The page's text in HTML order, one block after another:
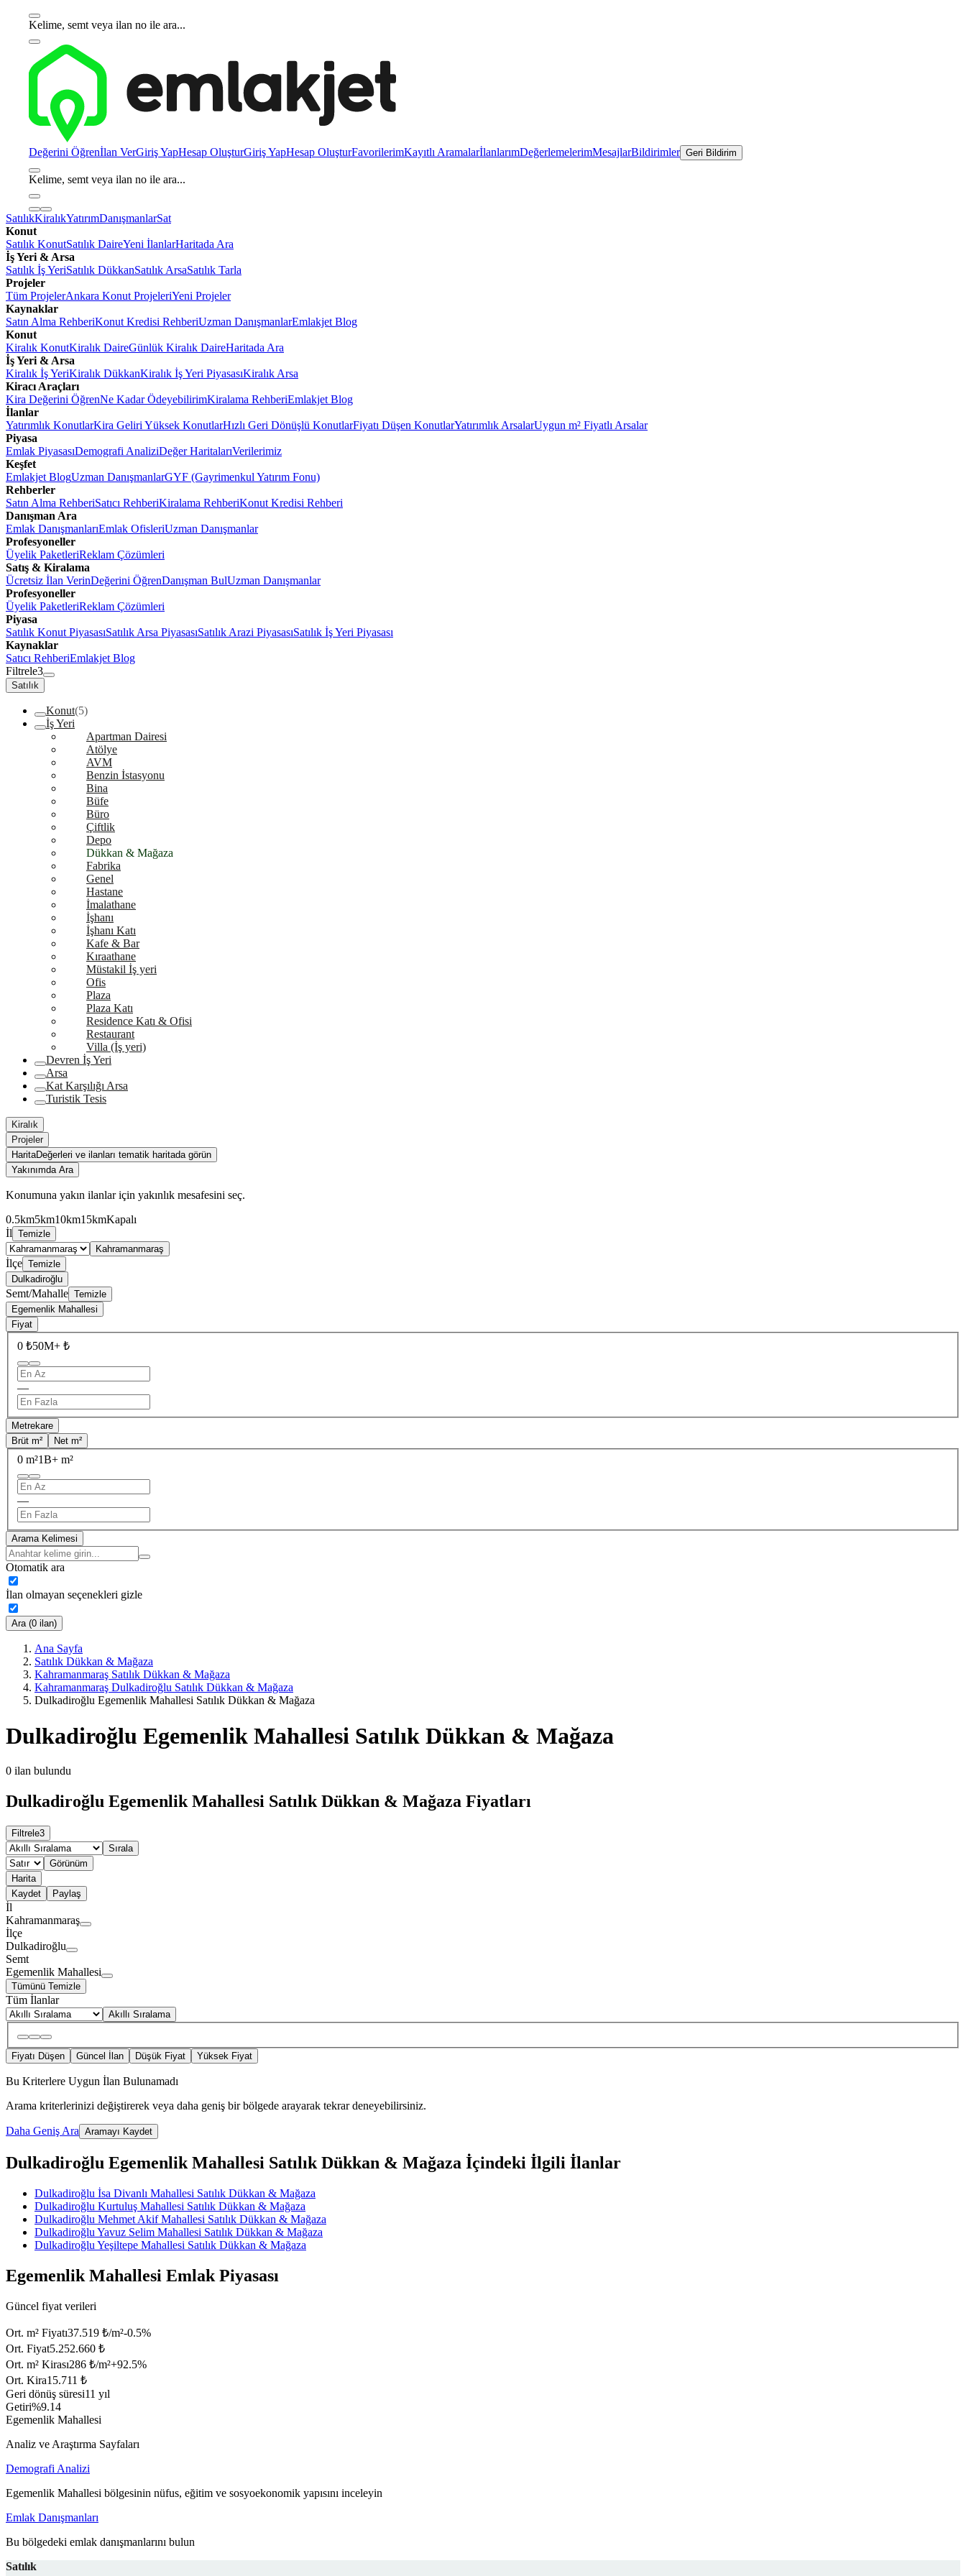
Kelime, semt veya ilan no ile ara...
Değerini Öğrenİlan VerGiriş YapHesap OluşturGiriş YapHesap OluşturFavorilerimKayıtlı AramalarİlanlarımDeğerlemelerimMesajlarBildirimler Geri Bildirim
Kelime, semt veya ilan no ile ara...
SatılıkKiralıkYatırımDanışmanlarSat
Konut
Satılık KonutSatılık DaireYeni İlanlarHaritada Ara
İş Yeri & Arsa
Satılık İş YeriSatılık DükkanSatılık ArsaSatılık Tarla
Projeler
Tüm ProjelerAnkara Konut ProjeleriYeni Projeler
Kaynaklar
Satın Alma RehberiKonut Kredisi RehberiUzman DanışmanlarEmlakjet Blog
Konut
Kiralık KonutKiralık DaireGünlük Kiralık DaireHaritada Ara
İş Yeri & Arsa
Kiralık İş YeriKiralık DükkanKiralık İş Yeri PiyasasıKiralık Arsa
Kiracı Araçları
Kira Değerini ÖğrenNe Kadar ÖdeyebilirimKiralama RehberiEmlakjet Blog
İlanlar
Yatırımlık KonutlarKira Geliri Yüksek KonutlarHızlı Geri Dönüşlü KonutlarFiyatı Düşen KonutlarYatırımlık ArsalarUygun m² Fiyatlı Arsalar
Piyasa
Emlak PiyasasıDemografi AnaliziDeğer HaritalarıVerilerimiz
Keşfet
Emlakjet BlogUzman DanışmanlarGYF (Gayrimenkul Yatırım Fonu)
Rehberler
Satın Alma RehberiSatıcı RehberiKiralama RehberiKonut Kredisi Rehberi
Danışman Ara
Emlak DanışmanlarıEmlak OfisleriUzman Danışmanlar
Profesyoneller
Üyelik PaketleriReklam Çözümleri
Satış & Kiralama
Ücretsiz İlan VerinDeğerini ÖğrenDanışman BulUzman Danışmanlar
Profesyoneller
Üyelik PaketleriReklam Çözümleri
Piyasa
Satılık Konut PiyasasıSatılık Arsa PiyasasıSatılık Arazi PiyasasıSatılık İş Yeri Piyasası
Kaynaklar
Satıcı RehberiEmlakjet Blog
Filtrele3
Satılık
Konut(5)
İş Yeri
Apartman Dairesi
Atölye
AVM
Benzin İstasyonu
Bina
Büfe
Büro
Çiftlik
Depo
Dükkan & Mağaza
Fabrika
Genel
Hastane
İmalathane
İşhanı
İşhanı Katı
Kafe & Bar
Kıraathane
Müstakil İş yeri
Ofis
Plaza
Plaza Katı
Residence Katı & Ofisi
Restaurant
Villa (İş yeri)
Devren İş Yeri
Arsa
Kat Karşılığı Arsa
Turistik Tesis
Kiralık
Projeler
HaritaDeğerleri ve ilanları tematik haritada görün
Yakınımda Ara
Konumuna yakın ilanlar için yakınlık mesafesini seç.
0.5km5km10km15kmKapalı
İl Temizle
Kahramanmaraş
İlçe Temizle
Dulkadiroğlu
Semt/Mahalle Temizle
Egemenlik Mahallesi
Fiyat
0 ₺50M+ ₺
—
Metrekare
Brüt m²
Net m²
0 m²1B+ m²
—
Arama Kelimesi
Otomatik ara
İlan olmayan seçenekleri gizle
Ara (0 ilan)
Ana Sayfa
Satılık Dükkan & Mağaza
Kahramanmaraş Satılık Dükkan & Mağaza
Kahramanmaraş Dulkadiroğlu Satılık Dükkan & Mağaza
Dulkadiroğlu Egemenlik Mahallesi Satılık Dükkan & Mağaza
Dulkadiroğlu Egemenlik Mahallesi Satılık Dükkan & Mağaza
0 ilan bulundu
Dulkadiroğlu Egemenlik Mahallesi Satılık Dükkan & Mağaza Fiyatları
Filtrele3
Sırala
Görünüm
Harita
Kaydet
Paylaş
İl
Kahramanmaraş
İlçe
Dulkadiroğlu
Semt
Egemenlik Mahallesi
Tümünü Temizle
Tüm İlanlar
Akıllı Sıralama
Fiyatı Düşen Güncel İlan Düşük Fiyat Yüksek Fiyat
Bu Kriterlere Uygun İlan Bulunamadı
Arama kriterlerinizi değiştirerek veya daha geniş bir bölgede arayarak tekrar deneyebilirsiniz.
Daha Geniş Ara Aramayı Kaydet
Dulkadiroğlu Egemenlik Mahallesi Satılık Dükkan & Mağaza İçindeki İlgili İlanlar
Dulkadiroğlu İsa Divanlı Mahallesi Satılık Dükkan & Mağaza
Dulkadiroğlu Kurtuluş Mahallesi Satılık Dükkan & Mağaza
Dulkadiroğlu Mehmet Akif Mahallesi Satılık Dükkan & Mağaza
Dulkadiroğlu Yavuz Selim Mahallesi Satılık Dükkan & Mağaza
Dulkadiroğlu Yeşiltepe Mahallesi Satılık Dükkan & Mağaza
Egemenlik Mahallesi Emlak Piyasası
Güncel fiyat verileri
Ort. m² Fiyatı37.519 ₺/m²-0.5%
Ort. Fiyat5.252.660 ₺
Ort. m² Kirası286 ₺/m²+92.5%
Ort. Kira15.711 ₺
Geri dönüş süresi11 yıl
Getiri%9.14
Egemenlik Mahallesi
Analiz ve Araştırma Sayfaları
Demografi Analizi
Egemenlik Mahallesi bölgesinin nüfus, eğitim ve sosyoekonomik yapısını inceleyin
Emlak Danışmanları
Bu bölgedeki emlak danışmanlarını bulun
Satılık